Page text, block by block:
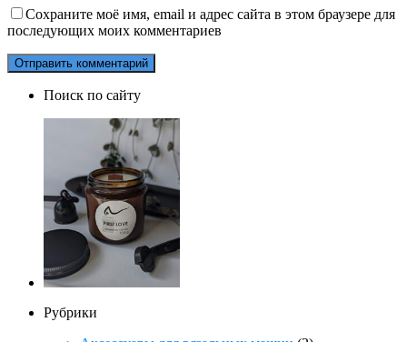
Сохраните моё имя, email и адрес сайта в этом браузере для
последующих моих комментариев
Поиск по сайту
Рубрики